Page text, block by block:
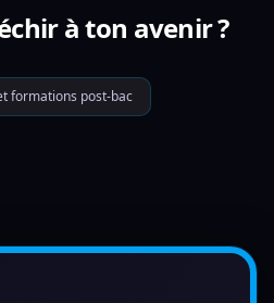
à ton avenir ?
formations post-bac